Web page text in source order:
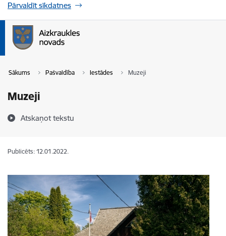
Pārvaldīt sīkdatnes
Sākums Pašvaldība Iestādes Muzeji
Muzeji
Atskaņot tekstu
Publicēts: 12.01.2022.